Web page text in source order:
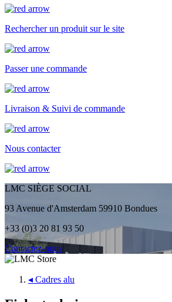
Rechercher un produit sur le site
Passer une commande
Livraison & Suivi de commande
Nous contacter
LMC SIÈGE SOCIAL
93 Avenue d'Amsterdam 59910 Bondues
+33 (0)3 20 81 93 50
Contactez-nous
◂ Cadres alu